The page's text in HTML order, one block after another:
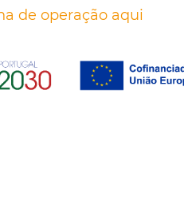
de operação aqui